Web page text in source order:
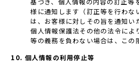
基づき、個人情報の内容の訂正等
様に通知します（訂正等を行わな
は、お客様に対しその旨を通知い
個人情報保護法その他の法令によ
等の義務を負わない場合は、この
10. 個人情報の利用停止等